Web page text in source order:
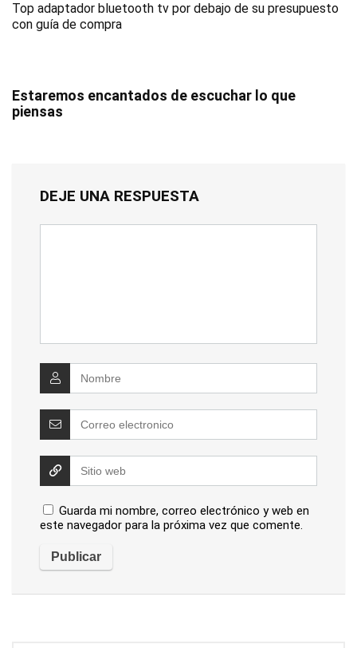
Top adaptador bluetooth tv por debajo de su presupuesto
con guía de compra
Estaremos encantados de escuchar lo que
piensas
DEJE UNA RESPUESTA
Guarda mi nombre, correo electrónico y web en
este navegador para la próxima vez que comente.